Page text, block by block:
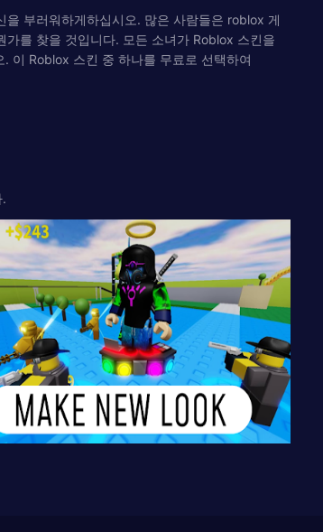
부러워하게하십시오. 많은 사람들은 roblox 게
를 찾을 것입니다. 모든 소녀가 Roblox 스킨을
이 Roblox 스킨 중 하나를 무료로 선택하여